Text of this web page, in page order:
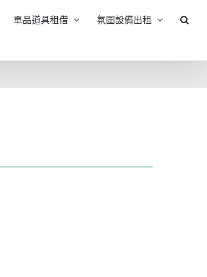
單品道具租借 氛圍設備出租